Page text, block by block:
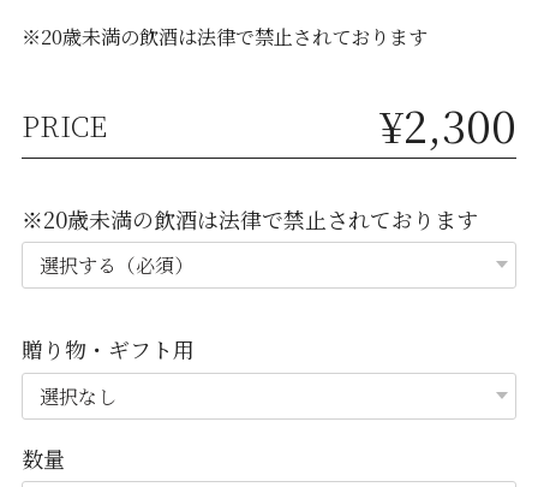
※20歳未満の飲酒は法律で禁止されております
PRICE ¥2,300
※20歳未満の飲酒は法律で禁止されております
贈り物・ギフト用
数量